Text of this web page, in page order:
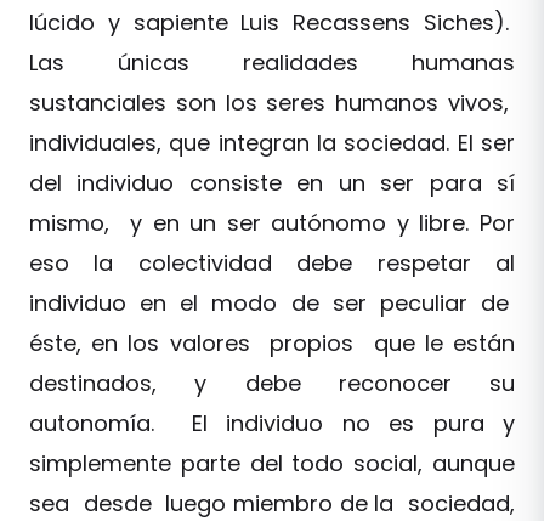
lúcido y sapiente Luis Recassens Siches).
Las únicas realidades humanas
sustanciales son los seres humanos vivos,
individuales, que integran la sociedad. El ser
del individuo consiste en un ser para sí
mismo, y en un ser autónomo y libre. Por
eso la colectividad debe respetar al
individuo en el modo de ser peculiar de
éste, en los valores propios que le están
destinados, y debe reconocer su
autonomía. El individuo no es pura y
simplemente parte del todo social, aunque
sea desde luego miembro de la sociedad,